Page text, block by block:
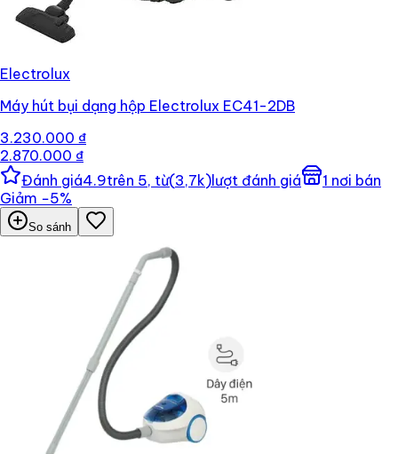
Electrolux
Máy hút bụi dạng hộp Electrolux EC41-2DB
3.230.000 ₫
2.870.000 ₫
Đánh giá4.9trên 5, từ(3,7k)lượt đánh giá 1 nơi bán
Giảm −5%
So sánh